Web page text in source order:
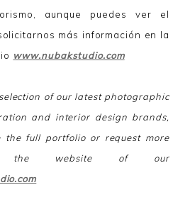
aunque puedes ver el
más información en la
www.nubakstudio.com
of our latest photographic
and interior design brands,
the full portfolio or request more
the website of our